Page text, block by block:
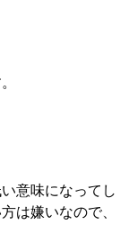
意味になってし
は嫌いなので、